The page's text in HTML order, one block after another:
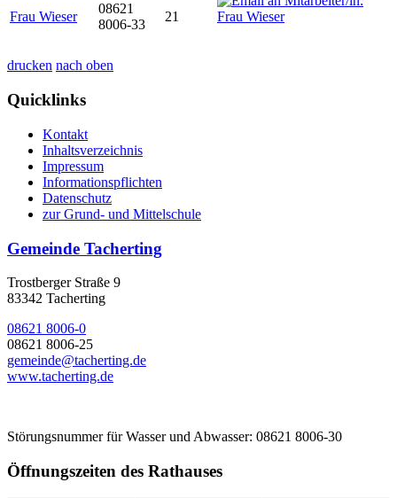
Frau Wieser
08621
8006-33
21
drucken nach oben
Quicklinks
Kontakt
Inhaltsverzeichnis
Impressum
Informationspflichten
Datenschutz
zur Grund- und Mittelschule
Gemeinde Tacherting
Trostberger Straße 9
83342 Tacherting
08621 8006-0
08621 8006-25
gemeinde@tacherting.de
www.tacherting.de
Störungsnummer für Wasser und Abwasser: 08621 8006-30
Öffnungszeiten des Rathauses